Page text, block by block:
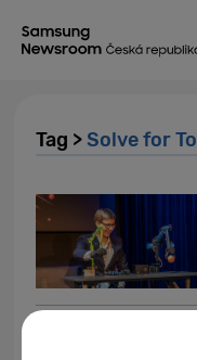
Tag > Solve for